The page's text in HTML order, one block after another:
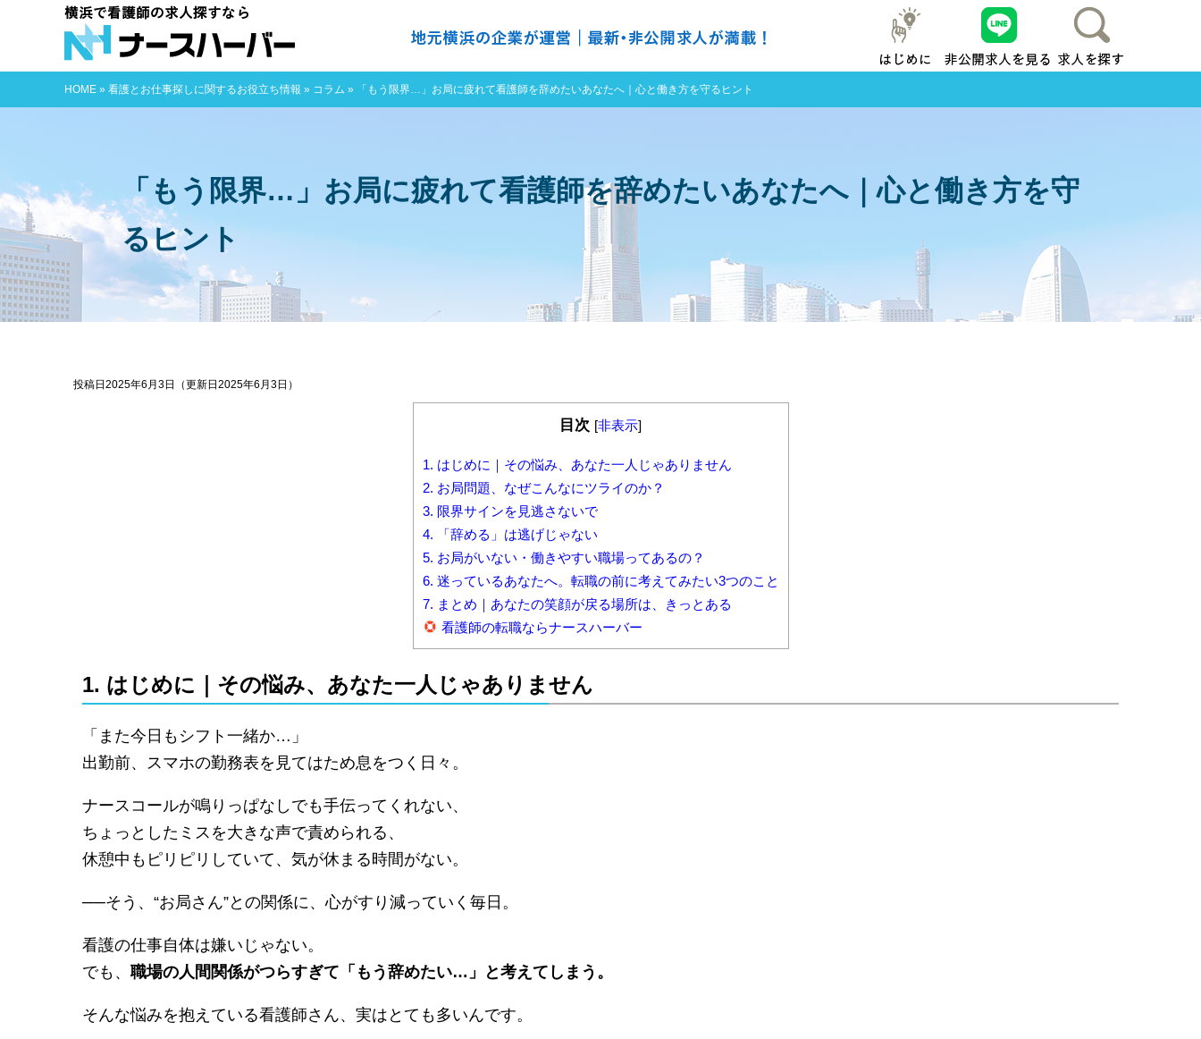
はじめに 友だち追加
HOME » 看護とお仕事探しに関するお役立ち情報 » コラム » 「もう限界…」お局に疲れて看護師を辞めたいあなたへ｜心と働き方を守るヒント
「もう限界…」お局に疲れて看護師を辞めたいあなたへ｜心と働き方を守
るヒント
投稿日2025年6月3日 （更新日2025年6月3日）
目次 [非表示]
1. はじめに｜その悩み、あなた一人じゃありません
2. お局問題、なぜこんなにツライのか？
3. 限界サインを見逃さないで
4. 「辞める」は逃げじゃない
5. お局がいない・働きやすい職場ってあるの？
6. 迷っているあなたへ。転職の前に考えてみたい3つのこと
7. まとめ｜あなたの笑顔が戻る場所は、きっとある
看護師の転職ならナースハーバー
1. はじめに｜その悩み、あなた一人じゃありません
「また今日もシフト一緒か…」
出勤前、スマホの勤務表を見てはため息をつく日々。
ナースコールが鳴りっぱなしでも手伝ってくれない、
ちょっとしたミスを大きな声で責められる、
休憩中もピリピリしていて、気が休まる時間がない。
──そう、“お局さん”との関係に、心がすり減っていく毎日。
看護の仕事自体は嫌いじゃない。
でも、 職場の人間関係がつらすぎて「もう辞めたい…」と考えてしまう。
そんな悩みを抱えている看護師さん、実はとても多いんです。